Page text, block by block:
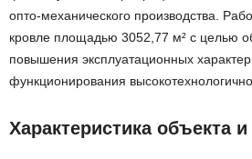
опто-механического производства.
кровле площадью 3052,77 м² с целью
повышения эксплуатационных
функционирования
Характеристика объекта